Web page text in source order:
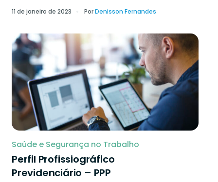
11 de janeiro de 2023 PorDenisson Fernandes
Saúde e Segurança no Trabalho
Perfil Profissiográfico
Previdenciário – PPP